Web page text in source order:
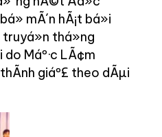
mÃ´n hÃ¡t bá»i
thá»ng
Máº·c LÃ¢m
thÃ­nh giáº£ theo dÃµi